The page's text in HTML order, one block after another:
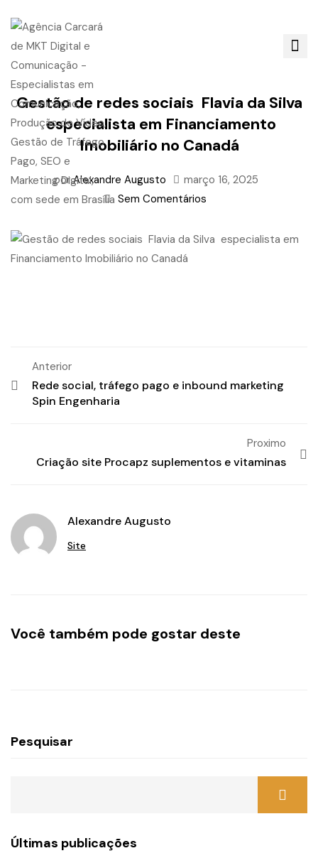
Gestão de redes sociais Flavia da Silva
especialista em Financiamento
Imobiliário no Canadá
por Alexandre Augusto
março 16, 2025
Sem Comentários
Anterior
Rede social, tráfego pago e inbound marketing
Spin Engenharia
Proximo
Criação site Procapz suplementos e vitaminas
Alexandre Augusto
Site
Você também pode gostar deste
Pesquisar
Últimas publicações